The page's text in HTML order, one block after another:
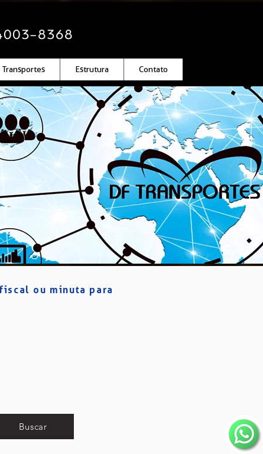
8368
Transportes Estrutura Contato
ou minuta para
Buscar